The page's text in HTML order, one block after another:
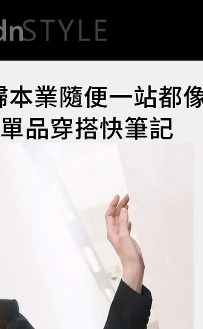
業隨便一站都
品穿搭快筆記